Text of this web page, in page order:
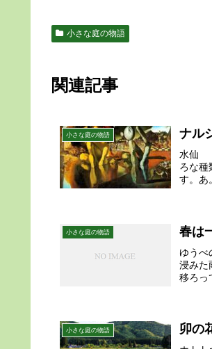
小さな庭の物語
関連記事
小さな庭の物語 ナル
水仙
ろな種
す。あ
小さな庭の物語 春は
ゆうべ
浸みた
移ろっ
小さな庭の物語 卯の